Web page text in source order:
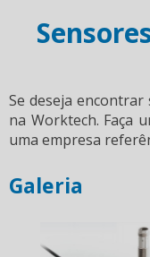
Se deseja encontrar
na Worktech. Faça
uma empresa
Galeria